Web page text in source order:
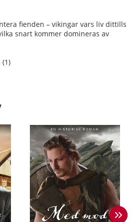
fienden – vikingar vars liv dittills
snart kommer domineras av